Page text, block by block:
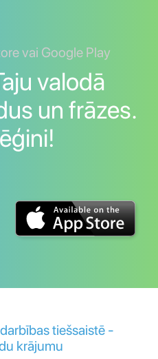
vai Google Play
valodā
un frāzes.
tiešsaistē -
krājumu